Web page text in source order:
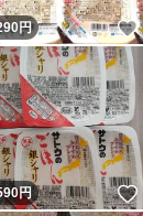
ね！
円
ね！
円